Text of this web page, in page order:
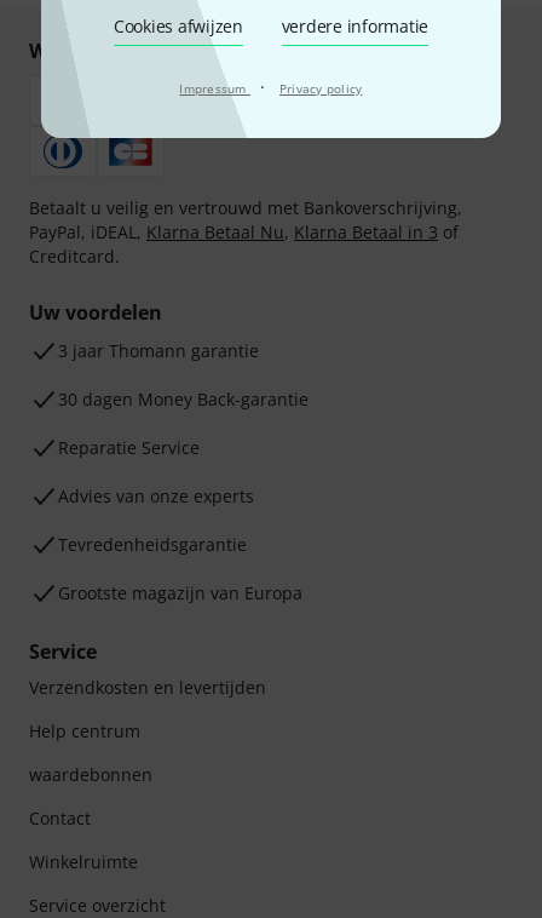
Cookies afwijzen verdere informatie
Impressum · Privacy policy
Winkel en betaal veilig
Betaalt u veilig en vertrouwd met Bankoverschrijving,
PayPal, iDEAL, Klarna Betaal Nu, Klarna Betaal in 3 of
Creditcard.
Uw voordelen
3 jaar Thomann garantie
30 dagen Money Back-garantie
Reparatie Service
Advies van onze experts
Tevredenheidsgarantie
Grootste magazijn van Europa
Service
Verzendkosten en levertijden
Help centrum
waardebonnen
Contact
Winkelruimte
Service overzicht